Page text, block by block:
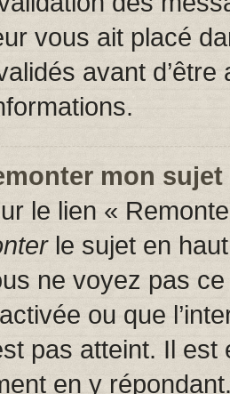
vous ait placé
avant
mon sujet
le lien «
le sujet en
ne voyez pas
ou que
pas atteint. Il
en y